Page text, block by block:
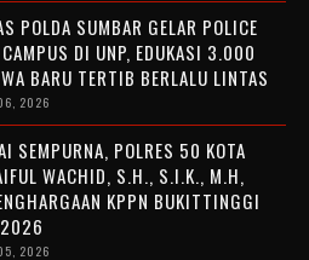
POLDA SUMBAR GELAR POLICE
DI UNP, EDUKASI 3.000
BARU TERTIB BERLALU LINTAS
2026
SEMPURNA, POLRES 50 KOTA
WACHID, S.H., S.I.K., M.H,
KPPN BUKITTINGGI
2026